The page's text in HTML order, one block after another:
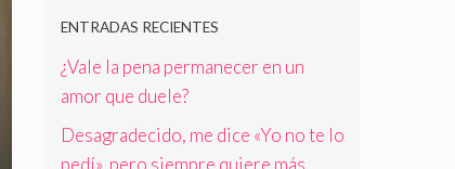
ENTRADAS RECIENTES
¿Vale la pena permanecer en un
amor que duele?
Desagradecido, me dice «Yo no te lo
pedí», pero siempre quiere más